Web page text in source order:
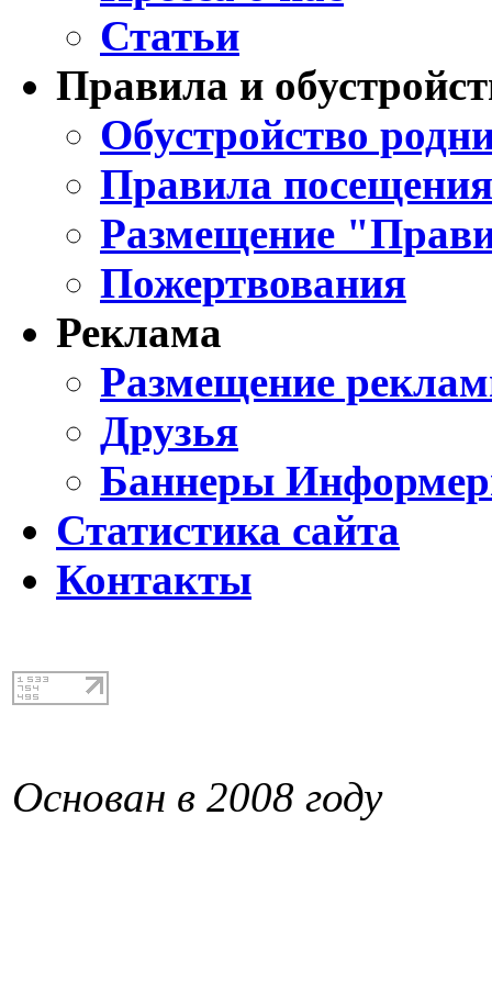
Статьи
Правила и
Обустройство
Правила
Размещение
Пожертвования
Реклама
Размещение
Друзья
Баннеры
Статистика сайта
Контакты
Основан в 2008 году